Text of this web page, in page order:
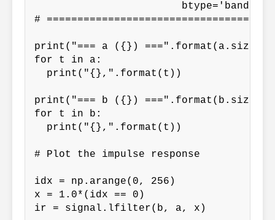
btype='band',
#
print("=== a ({}) ===".format(a.size))
for t in a:
  print("{},".format(t))
print("=== b ({}) ===".format(b.size))
for t in b:
  print("{},".format(t))
# Plot the impulse response
idx = np.arange(0, 256)
x = 1.0*(idx == 0)
ir = signal.lfilter(b, a, x)